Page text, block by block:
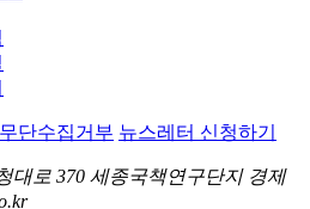
단수집거부 뉴스레터 신청하기
대로 370 세종국책연구단지 경제